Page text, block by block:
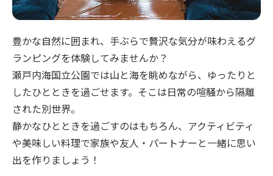
豊かな自然に囲まれ、手ぶらで贅沢な気分が味わえるグ
ランピングを体験してみませんか？
瀬戸内海国立公園では山と海を眺めながら、ゆったりと
したひとときを過ごせます。そこは日常の喧騒から隔離
された別世界。
静かなひとときを過ごすのはもちろん、アクティビティ
や美味しい料理で家族や友人・パートナーと一緒に思い
出を作りましょう！